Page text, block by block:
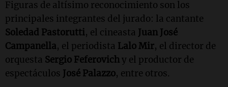
Figuras de altísimo reconocimiento son los
principales integrantes del jurado: la cantante
Soledad Pastorutti, el cineasta Juan José
Campanella, el periodista Lalo Mir, el director de
orquesta Sergio Feferovichy el productor de
espectáculos José Palazzo, entre otros.